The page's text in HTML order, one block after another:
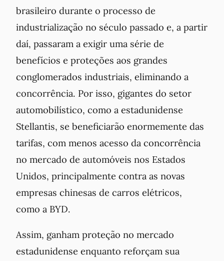
brasileiro durante o processo de
industrialização no século passado e, a partir
daí, passaram a exigir uma série de
benefícios e proteções aos grandes
conglomerados industriais, eliminando a
concorrência. Por isso, gigantes do setor
automobilístico, como a estadunidense
Stellantis, se beneficiarão enormemente das
tarifas, com menos acesso da concorrência
no mercado de automóveis nos Estados
Unidos, principalmente contra as novas
empresas chinesas de carros elétricos,
como a BYD.
Assim, ganham proteção no mercado
estadunidense enquanto reforçam sua